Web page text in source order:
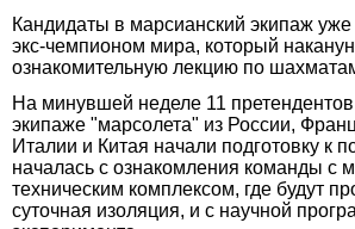
Кандидаты в марсианский экипаж
экс-чемпионом мира, который
ознакомительную лекцию по
На минувшей неделе 11
экипаже "марсолета" из России,
Италии и Китая начали подготовку к
началась с ознакомления команды с
техническим комплексом, где будут
суточная изоляция, и с научной